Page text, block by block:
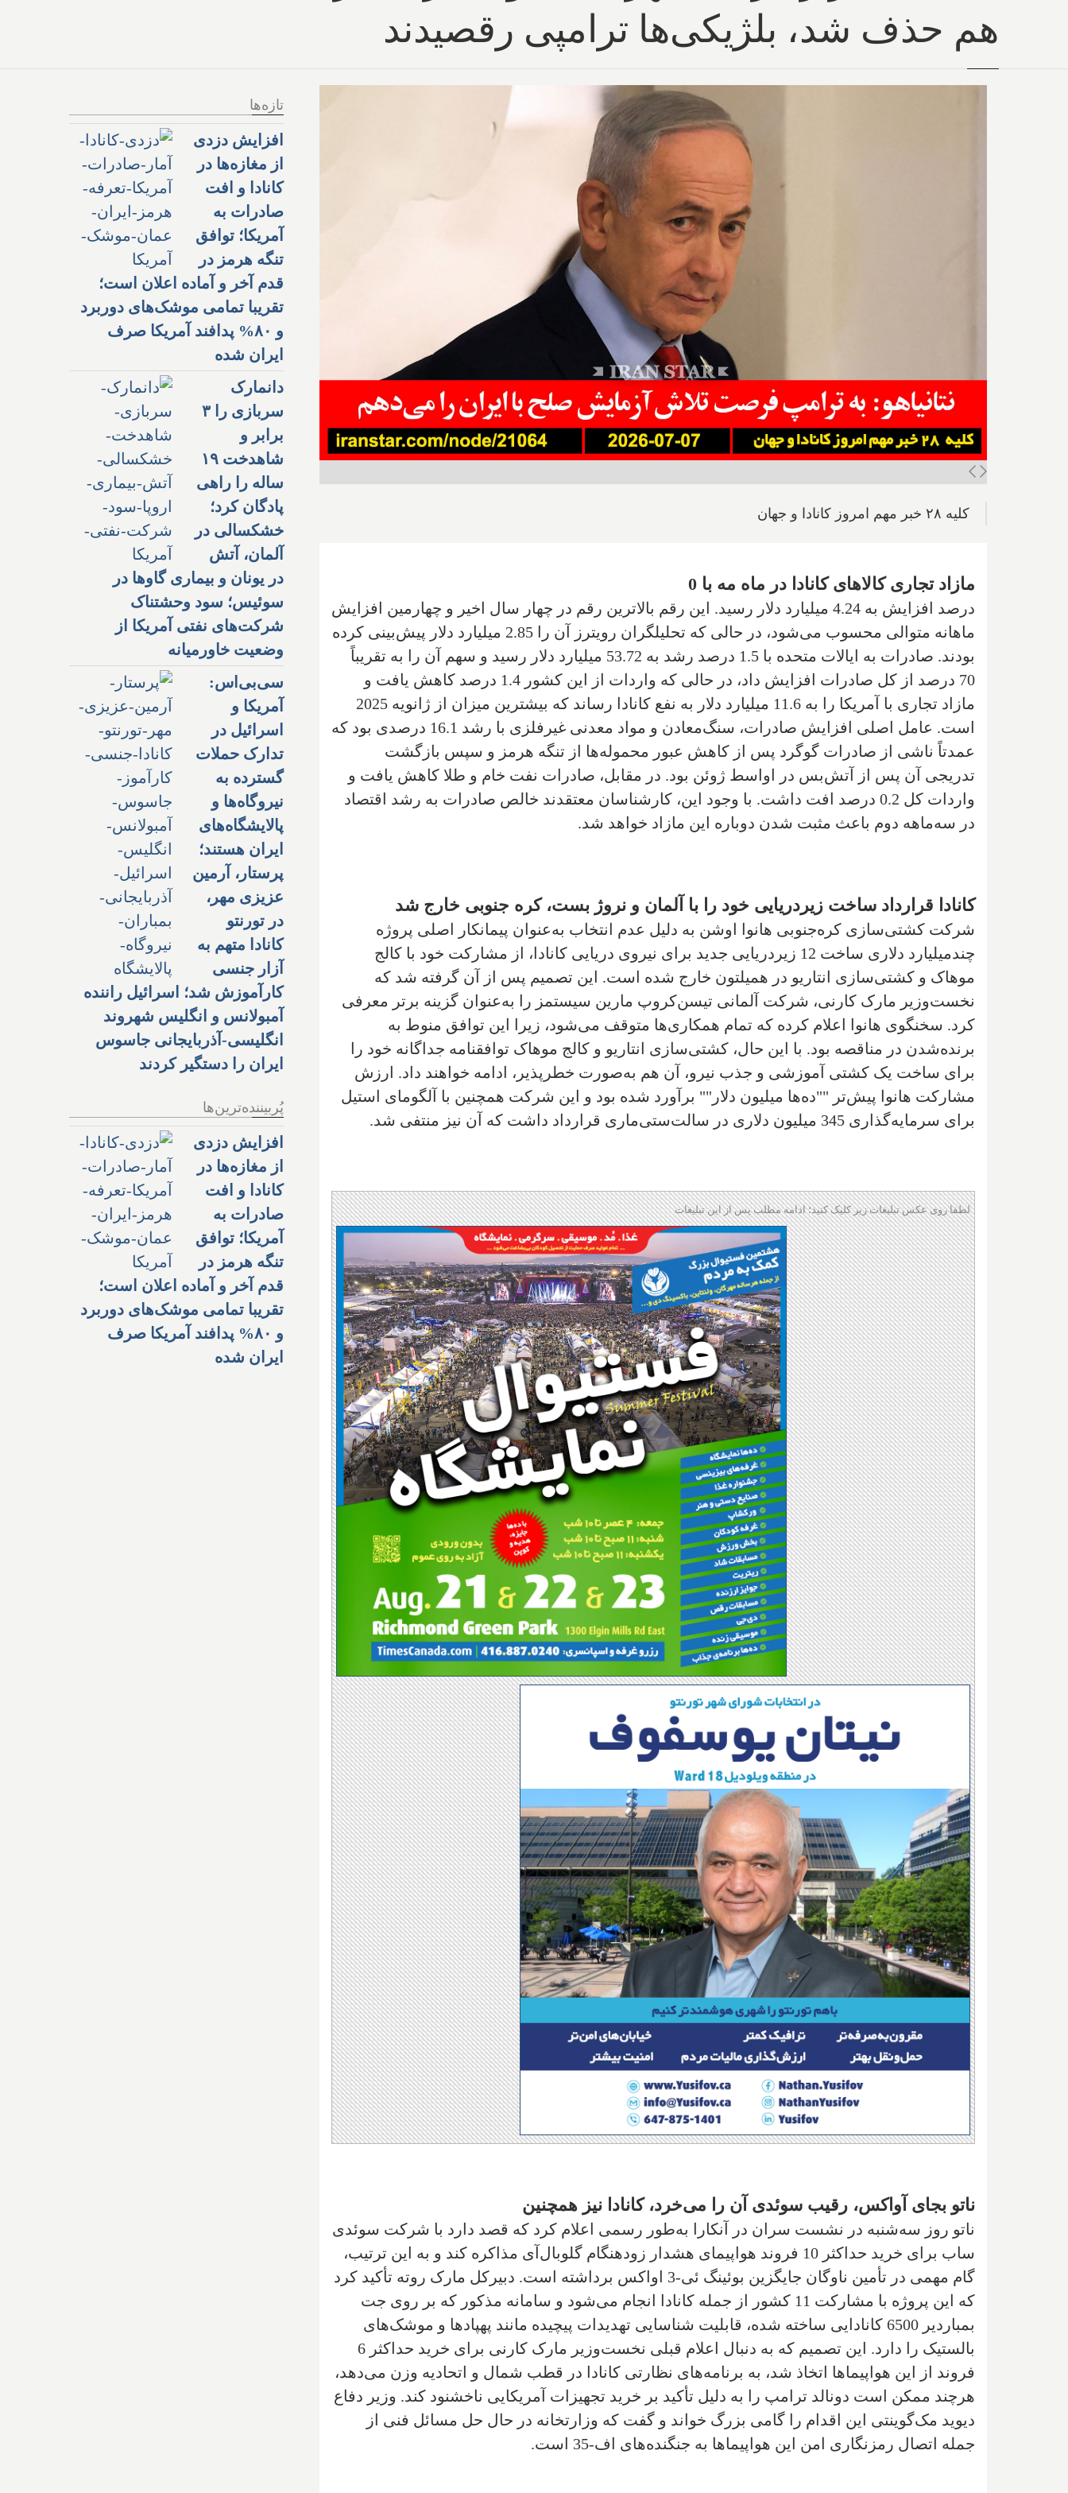
هم حذف شد، بلژیکی‌ها ترامپی رقصیدند
کلیه ۲۸ خبر مهم امروز کانادا و جهان
مازاد تجاری کالاهای کانادا در ماه مه با 0
درصد افزایش به 4.24 میلیارد دلار رسید. این رقم بالاترین رقم در چهار سال اخیر و چهارمین افزایش
ماهانه متوالی محسوب می‌شود، در حالی که تحلیلگران رویترز آن را 2.85 میلیارد دلار پیش‌بینی کرده
بودند. صادرات به ایالات متحده با 1.5 درصد رشد به 53.72 میلیارد دلار رسید و سهم آن را به تقریباً
70 درصد از کل صادرات افزایش داد، در حالی که واردات از این کشور 1.4 درصد کاهش یافت و
مازاد تجاری با آمریکا را به 11.6 میلیارد دلار به نفع کانادا رساند که بیشترین میزان از ژانویه 2025
است. عامل اصلی افزایش صادرات، سنگ‌معادن و مواد معدنی غیرفلزی با رشد 16.1 درصدی بود که
عمدتاً ناشی از صادرات گوگرد پس از کاهش عبور محموله‌ها از تنگه هرمز و سپس بازگشت
تدریجی آن پس از آتش‌بس در اواسط ژوئن بود. در مقابل، صادرات نفت خام و طلا کاهش یافت و
واردات کل 0.2 درصد افت داشت. با وجود این، کارشناسان معتقدند خالص صادرات به رشد اقتصاد
در سه‌ماهه دوم باعث مثبت شدن دوباره این مازاد خواهد شد.
کانادا قرارداد ساخت زیردریایی خود را با آلمان و نروژ بست، کره جنوبی خارج شد
شرکت کشتی‌سازی کره‌جنوبی هانوا اوشن به دلیل عدم انتخاب به‌عنوان پیمانکار اصلی پروژه
چندمیلیارد دلاری ساخت 12 زیردریایی جدید برای نیروی دریایی کانادا، از مشارکت خود با کالج
موهاک و کشتی‌سازی انتاریو در همیلتون خارج شده است. این تصمیم پس از آن گرفته شد که
نخست‌وزیر مارک کارنی، شرکت آلمانی تیسن‌کروپ مارین سیستمز را به‌عنوان گزینه برتر معرفی
کرد. سخنگوی هانوا اعلام کرده که تمام همکاری‌ها متوقف می‌شود، زیرا این توافق منوط به
برنده‌شدن در مناقصه بود. با این حال، کشتی‌سازی انتاریو و کالج موهاک توافقنامه جداگانه خود را
برای ساخت یک کشتی آموزشی و جذب نیرو، آن هم به‌صورت خطرپذیر، ادامه خواهند داد. ارزش
مشارکت هانوا پیش‌تر ""ده‌ها میلیون دلار"" برآورد شده بود و این شرکت همچنین با آلگومای استیل
برای سرمایه‌گذاری 345 میلیون دلاری در سالت‌ستی‌ماری قرارداد داشت که آن نیز منتفی شد.
لطفا روی عکس تبلیغات زیر کلیک کنید؛ ادامه مطلب پس از این تبلیغات
ناتو بجای آواکس، رقیب سوئدی آن را می‌خرد، کانادا نیز همچنین
ناتو روز سه‌شنبه در نشست سران در آنکارا به‌طور رسمی اعلام کرد که قصد دارد با شرکت سوئدی
ساب برای خرید حداکثر 10 فروند هواپیمای هشدار زودهنگام گلوبال‌آی مذاکره کند و به این ترتیب،
گام مهمی در تأمین ناوگان جایگزین بوئینگ ئی-3 اواکس برداشته است. دبیرکل مارک روته تأکید کرد
که این پروژه با مشارکت 11 کشور از جمله کانادا انجام می‌شود و سامانه مذکور که بر روی جت
بمباردیر 6500 کانادایی ساخته شده، قابلیت شناسایی تهدیدات پیچیده مانند پهپادها و موشک‌های
بالستیک را دارد. این تصمیم که به دنبال اعلام قبلی نخست‌وزیر مارک کارنی برای خرید حداکثر 6
فروند از این هواپیماها اتخاذ شد، به برنامه‌های نظارتی کانادا در قطب شمال و اتحادیه وزن می‌دهد،
هرچند ممکن است دونالد ترامپ را به دلیل تأکید بر خرید تجهیزات آمریکایی ناخشنود کند. وزیر دفاع
دیوید مک‌گوینتی این اقدام را گامی بزرگ خواند و گفت که وزارتخانه در حال حل مسائل فنی از
جمله اتصال رمزنگاری امن این هواپیماها به جنگنده‌های اف-35 است.
تازه‌ها
افزایش دزدی
از مغازه‌ها در
کانادا و افت
صادرات به
آمریکا؛ توافق
تنگه هرمز در
قدم آخر و آماده اعلان است؛
تقریبا تمامی موشک‌های دوربرد
و ۸۰% پدافند آمریکا صرف
ایران شده
دانمارک
سربازی را ۳
برابر و
شاهدخت ۱۹
ساله را راهی
پادگان کرد؛
خشکسالی در
آلمان، آتش
در یونان و بیماری گاوها در
سوئیس؛ سود وحشتناک
شرکت‌های نفتی آمریکا از
وضعیت خاورمیانه
سی‌بی‌اس:
آمریکا و
اسرائیل در
تدارک حملات
گسترده به
نیروگاه‌ها و
پالایشگاه‌های
ایران هستند؛
پرستار، آرمین
عزیزی مهر،
در تورنتو
کانادا متهم به
آزار جنسی
کارآموزش شد؛ اسرائیل راننده
آمبولانس و انگلیس شهروند
انگلیسی-آذربایجانی جاسوس
ایران را دستگیر کردند
پُربیننده‌ترین‌ها
افزایش دزدی
از مغازه‌ها در
کانادا و افت
صادرات به
آمریکا؛ توافق
تنگه هرمز در
قدم آخر و آماده اعلان است؛
تقریبا تمامی موشک‌های دوربرد
و ۸۰% پدافند آمریکا صرف
ایران شده